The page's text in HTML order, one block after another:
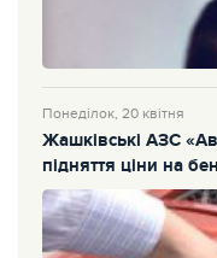
Понеділок, 20 квітня
Жашківські АЗС
підняття ціни на